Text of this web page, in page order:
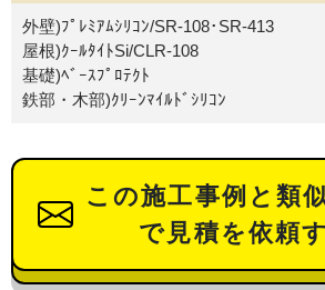
外壁)ﾌﾟﾚﾐｱﾑｼﾘｺﾝ/SR-108･SR-413
屋根)ｸｰﾙﾀｲﾄSi/CLR-108
基礎)ﾍﾞｰｽﾌﾟﾛﾃｸﾄ
鉄部・木部)ｸﾘｰﾝﾏｲﾙﾄﾞｼﾘｺﾝ
この施工事例と類
で見積を依頼